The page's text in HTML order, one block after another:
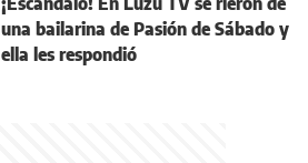
una bailarina de Pasión de Sábado y
ella les respondió